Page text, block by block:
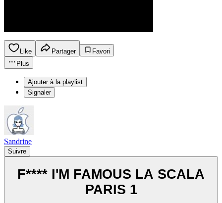
Like Partager
Favori
Plus
Ajouter à la playlist
Signaler
Sandrine
Suivre
F**** I'M FAMOUS LA SCALA
PARIS 1